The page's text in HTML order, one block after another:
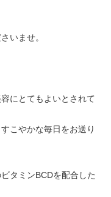
いませ。
にとてもよいとされて
こやかな毎日をお送り
タミンBCDを配合した